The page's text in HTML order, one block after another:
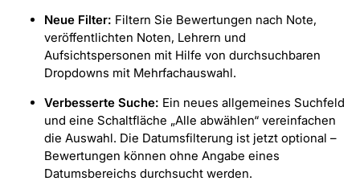
Neue Filter: Filtern Sie Bewertungen nach Note,
veröffentlichten Noten, Lehrern und
Aufsichtspersonen mit Hilfe von durchsuchbaren
Dropdowns mit Mehrfachauswahl.
Verbesserte Suche: Ein neues allgemeines Suchfeld
und eine Schaltfläche „Alle abwählen“ vereinfachen
die Auswahl. Die Datumsfilterung ist jetzt optional –
Bewertungen können ohne Angabe eines
Datumsbereichs durchsucht werden.